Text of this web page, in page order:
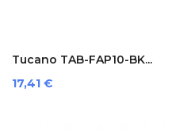
Tucano TAB-FAP10-BK...
Prezzo
17,41 €